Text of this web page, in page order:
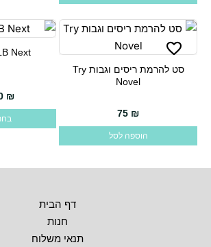
סט להרמת ריסים וגבות Try
Novel
75 ₪
הוספה לסל
Next
₪
בעמוד
המוצר
דף הבית
חנות
תנאי משלוח